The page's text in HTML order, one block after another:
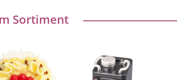
Sortiment